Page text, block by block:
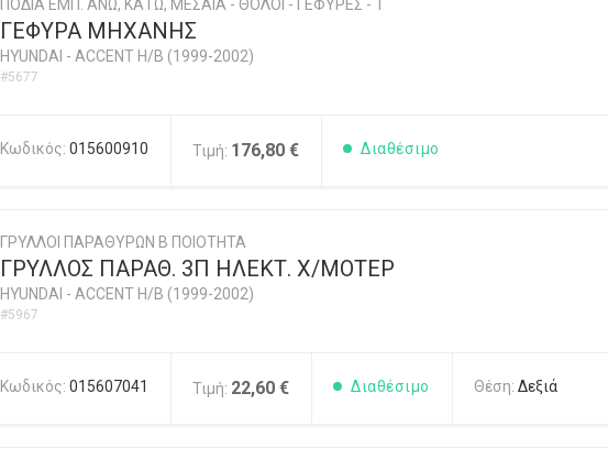
ΠΟΔΙΑ ΕΜΠ. ΑΝΩ, ΚΑΤΩ, ΜΕΣΑΙΑ - ΘΟΛΟΙ - ΓΕΦΥΡΕΣ - Τ
ΓΕΦΥΡΑ ΜΗΧΑΝΗΣ
HYUNDAI - ACCENT H/B (1999-2002)
#5677
Κωδικός: 015600910 Τιμή: 176,80 € Διαθέσιμο
ΓΡΥΛΛΟΙ ΠΑΡΑΘΥΡΩΝ Β ΠΟΙΟΤΗΤΑ
ΓΡΥΛΛΟΣ ΠΑΡΑΘ. 3Π ΗΛΕΚΤ. Χ/ΜΟΤΕΡ
HYUNDAI - ACCENT H/B (1999-2002)
#5967
Κωδικός: 015607041 Τιμή: 22,60 € Διαθέσιμο Θέση: Δεξιά